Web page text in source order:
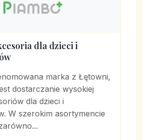
dla dzieci i
marka z Łętowni,
dostarczanie wysokiej
dla dzieci i
W szerokim asortymencie